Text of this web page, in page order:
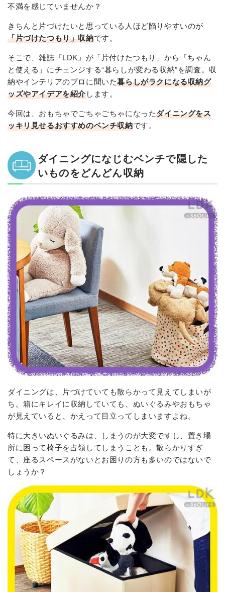
不満を感じていませんか？
きちんと片づけたいと思っている人ほど陥りやすいのが
「片づけたつもり」収納です。
そこで、雑誌『LDK』が「片付けたつもり」から「ちゃん
と使える」にチェンジする“暮らしが変わる収納”を調査。収
納やインテリアのプロに聞いた暮らしがラクになる収納グ
ッズやアイデアを紹介します。
今回は、おもちゃでごちゃごちゃになったダイニングをス
ッキリ見せるおすすめのベンチ収納です。
ダイニングになじむベンチで隠した
いものをどんどん収納
ダイニングは、片づけていても散らかって見えてしまいが
ち。箱にキレイに収納していても、ぬいぐるみやおもちゃ
が見えていると、かえって目立ってしまいますよね。
特に大きいぬいぐるみは、しまうのが大変ですし、置き場
所に困って椅子を占領してしまうことも。散らかりすぎ
て、座るスペースがないとお困りの方も多いのではないで
しょうか？